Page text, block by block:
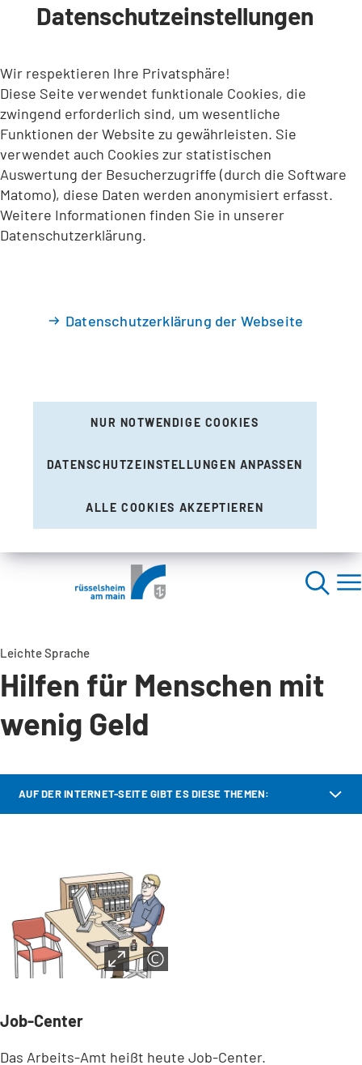
INHALT ANSPRINGEN
Datenschutzeinstellungen
Wir respektieren Ihre Privatsphäre!
Diese Seite verwendet funktionale Cookies, die
zwingend erforderlich sind, um wesentliche
Funktionen der Website zu gewährleisten. Sie
verwendet auch Cookies zur statistischen
Auswertung der Besucherzugriffe (durch die Software
Matomo), diese Daten werden anonymisiert erfasst.
Weitere Informationen finden Sie in unserer
Datenschutzerklärung.
Datenschutzerklärung der Webseite
NUR NOTWENDIGE COOKIES
DATENSCHUTZEINSTELLUNGEN ANPASSEN
ALLE COOKIES AKZEPTIEREN
Leichte Sprache
Hilfen für Menschen mit
wenig Geld
AUF DER INTERNET-SEITE GIBT ES DIESE THEMEN:
Job-Center
Das Arbeits-Amt heißt heute Job-Center.